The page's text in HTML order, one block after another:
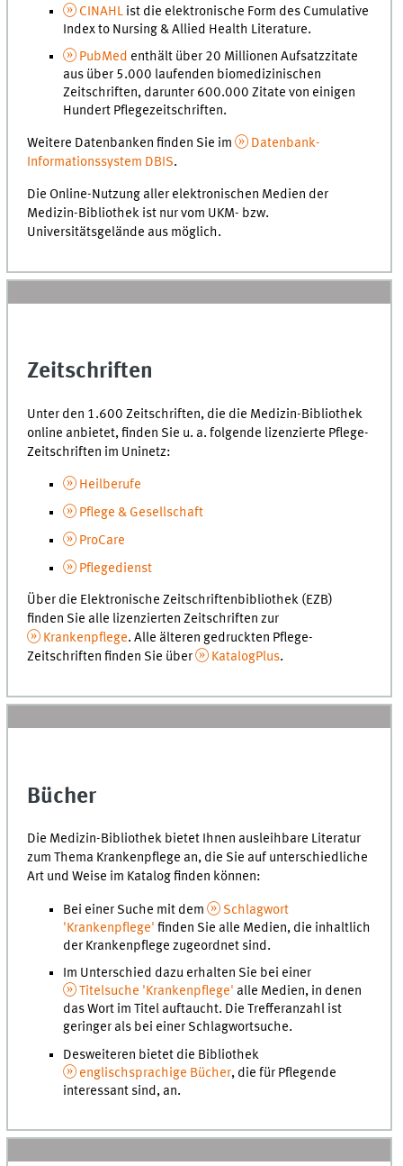
CINAHL ist die elektronische Form des Cumulative
Index to Nursing & Allied Health Literature.
PubMed enthält über 20 Millionen Aufsatzzitate
aus über 5.000 laufenden biomedizinischen
Zeitschriften, darunter 600.000 Zitate von einigen
Hundert Pflegezeitschriften.
Weitere Datenbanken finden Sie im
Datenbank-
Informationssystem DBIS.
Die Online-Nutzung aller elektronischen Medien der
Medizin-Bibliothek ist nur vom UKM- bzw.
Universitätsgelände aus möglich.
Zeitschriften
Unter den 1.600 Zeitschriften, die die Medizin-Bibliothek
online anbietet, finden Sie u. a. folgende lizenzierte Pflege-
Zeitschriften im Uninetz:
Heilberufe
Pflege & Gesellschaft
ProCare
Pflegedienst
Über die Elektronische Zeitschriftenbibliothek (EZB)
finden Sie alle lizenzierten Zeitschriften zur
Krankenpflege. Alle älteren gedruckten Pflege-
Zeitschriften finden Sie über
KatalogPlus.
Bücher
Die Medizin-Bibliothek bietet Ihnen ausleihbare Literatur
zum Thema Krankenpflege an, die Sie auf unterschiedliche
Art und Weise im Katalog finden können:
Bei einer Suche mit dem
Schlagwort
'Krankenpflege' finden Sie alle Medien, die inhaltlich
der Krankenpflege zugeordnet sind.
Im Unterschied dazu erhalten Sie bei einer
Titelsuche 'Krankenpflege' alle Medien, in denen
das Wort im Titel auftaucht. Die Trefferanzahl ist
geringer als bei einer Schlagwortsuche.
Desweiteren bietet die Bibliothek
englischsprachige Bücher, die für Pflegende
interessant sind, an.